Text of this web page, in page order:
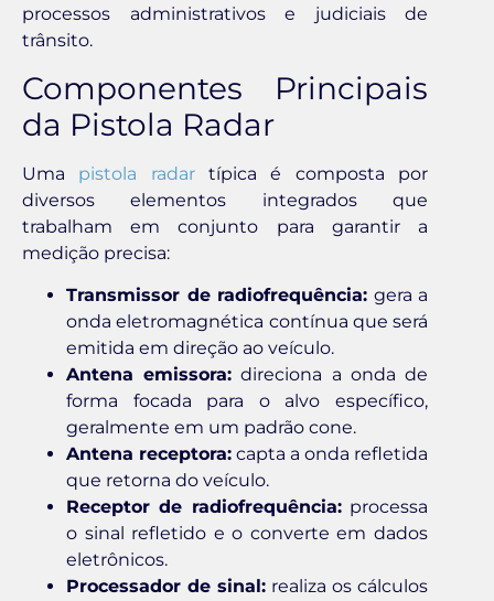
processos administrativos e judiciais de
trânsito.
Componentes Principais
da Pistola Radar
Uma pistola radartípica é composta por
diversos elementos integrados que
trabalham em conjunto para garantir a
medição precisa:
Transmissor de radiofrequência: gera a
onda eletromagnética contínua que será
emitida em direção ao veículo.
Antena emissora: direciona a onda de
forma focada para o alvo específico,
geralmente em um padrão cone.
Antena receptora: capta a onda refletida
que retorna do veículo.
Receptor de radiofrequência:processa
o sinal refletido e o converte em dados
eletrônicos.
Processador de sinal: realiza os cálculos